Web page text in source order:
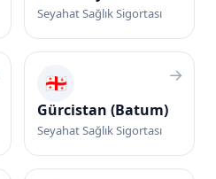
Seyahat Sağlık Sigortası
🇬🇪
Gürcistan (Batum)
Seyahat Sağlık Sigortası
→